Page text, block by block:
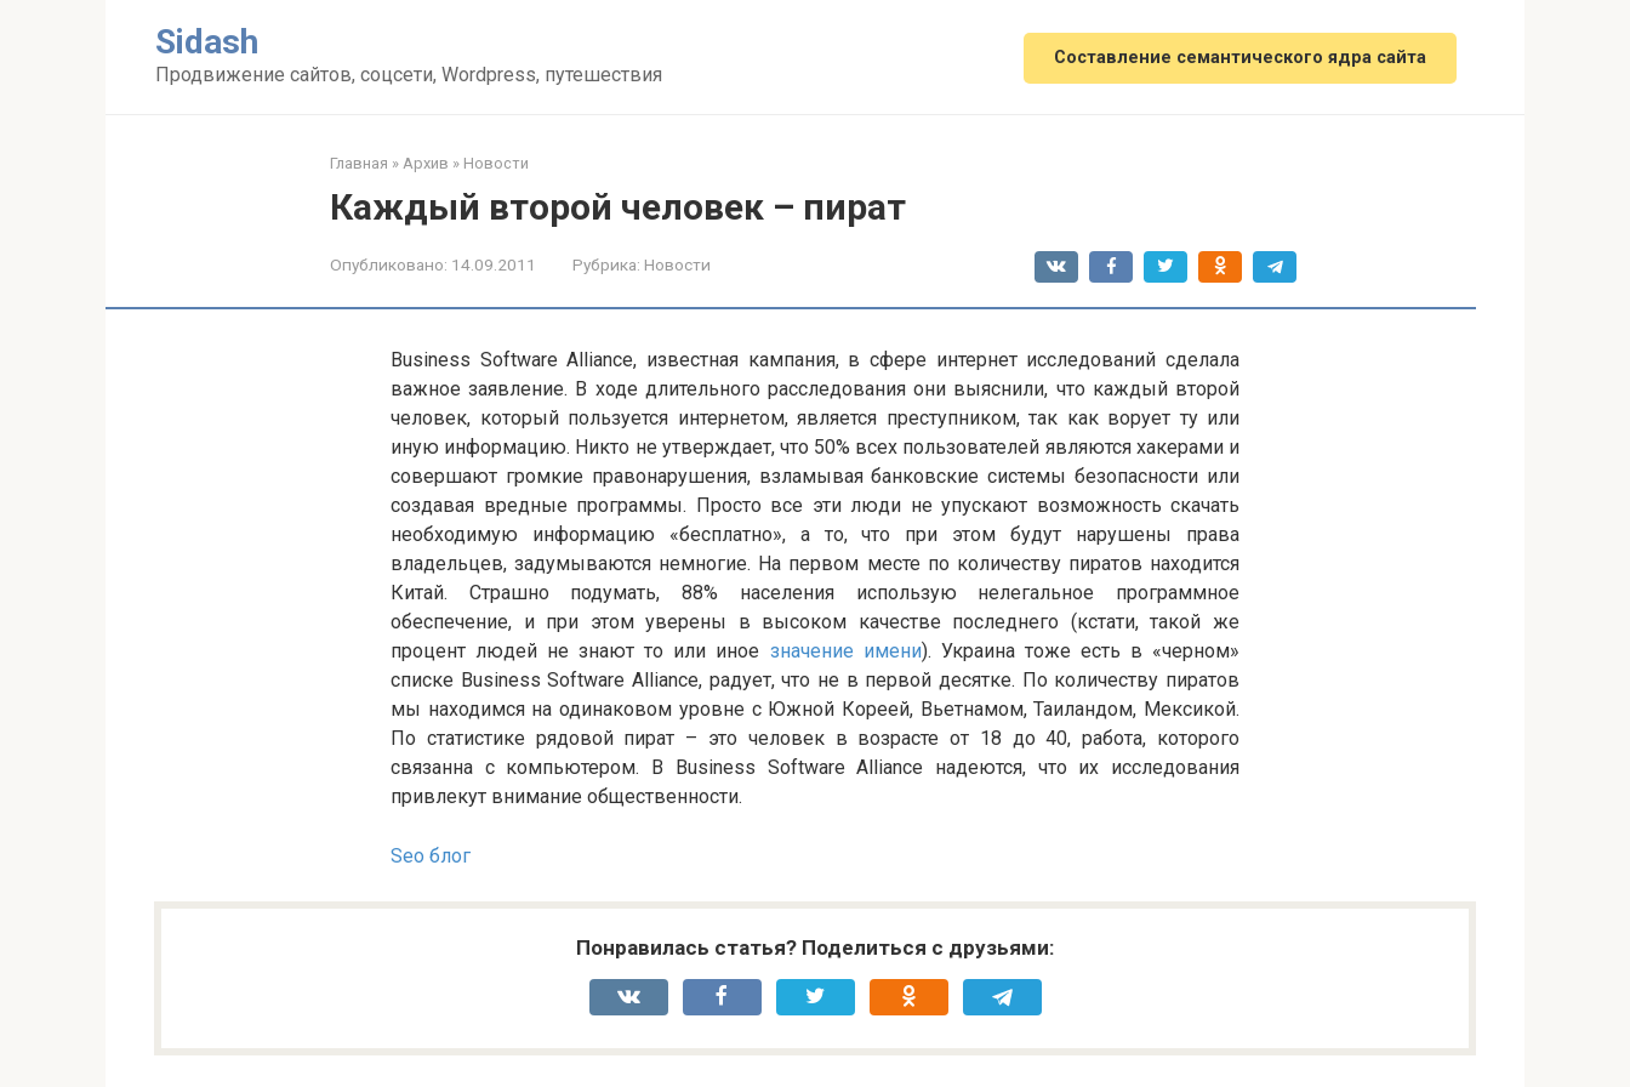
Sidash
Продвижение сайтов, соцсети, Wordpress, путешествия
Составление семантического ядра сайта
Главная » Архив » Новости
Каждый второй человек – пират
Опубликовано: 14.09.2011 Рубрика: Новости
Business Software Alliance, известная кампания, в сфере интернет исследований сделала
важное заявление. В ходе длительного расследования они выяснили, что каждый второй
человек, который пользуется интернетом, является преступником, так как ворует ту или
иную информацию. Никто не утверждает, что 50% всех пользователей являются хакерами и
совершают громкие правонарушения, взламывая банковские системы безопасности или
создавая вредные программы. Просто все эти люди не упускают возможность скачать
необходимую информацию «бесплатно», а то, что при этом будут нарушены права
владельцев, задумываются немногие. На первом месте по количеству пиратов находится
Китай. Страшно подумать, 88% населения использую нелегальное программное
обеспечение, и при этом уверены в высоком качестве последнего (кстати, такой же
процент людей не знают то или иное значение имени). Украина тоже есть в «черном»
списке Business Software Alliance, радует, что не в первой десятке. По количеству пиратов
мы находимся на одинаковом уровне с Южной Кореей, Вьетнамом, Таиландом, Мексикой.
По статистике рядовой пират – это человек в возрасте от 18 до 40, работа, которого
связанна с компьютером. В Business Software Alliance надеются, что их исследования
привлекут внимание общественности.
Seo блог
Понравилась статья? Поделиться с друзьями: